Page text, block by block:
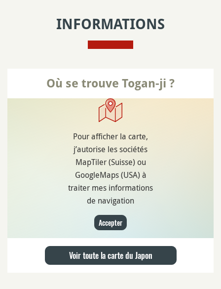
INFORMATIONS
Où se trouve Togan-ji ?
Pour afficher la carte,
j’autorise les sociétés
MapTiler (Suisse) ou
GoogleMaps (USA) à
traiter mes informations
de navigation
Accepter
Voir toute la carte du Japon